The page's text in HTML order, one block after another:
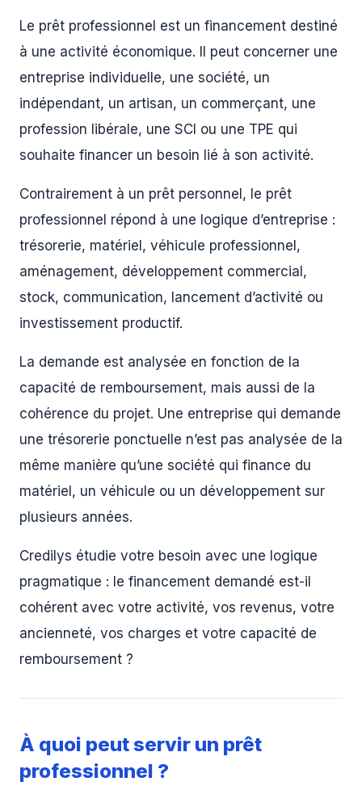
Le prêt professionnel est un financement destiné
à une activité économique. Il peut concerner une
entreprise individuelle, une société, un
indépendant, un artisan, un commerçant, une
profession libérale, une SCI ou une TPE qui
souhaite financer un besoin lié à son activité.
Contrairement à un prêt personnel, le prêt
professionnel répond à une logique d’entreprise :
trésorerie, matériel, véhicule professionnel,
aménagement, développement commercial,
stock, communication, lancement d’activité ou
investissement productif.
La demande est analysée en fonction de la
capacité de remboursement, mais aussi de la
cohérence du projet. Une entreprise qui demande
une trésorerie ponctuelle n’est pas analysée de la
même manière qu’une société qui finance du
matériel, un véhicule ou un développement sur
plusieurs années.
Credilys étudie votre besoin avec une logique
pragmatique : le financement demandé est-il
cohérent avec votre activité, vos revenus, votre
ancienneté, vos charges et votre capacité de
remboursement ?
À quoi peut servir un prêt
professionnel ?